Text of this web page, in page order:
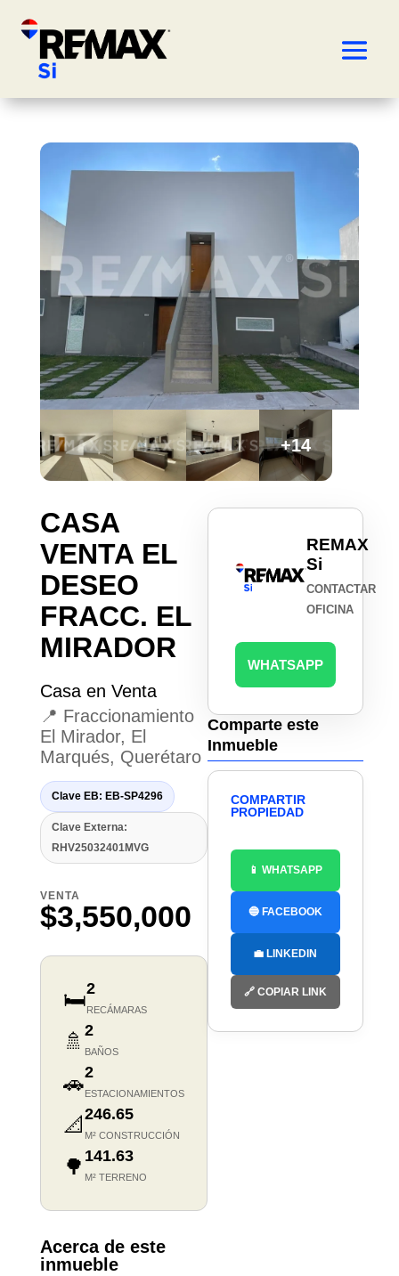
+14
CASA
VENTA EL
DESEO
FRACC. EL
MIRADOR
Casa en Venta
📍 Fraccionamiento
El Mirador, El
Marqués, Querétaro
Clave EB: EB-SP4296
Clave Externa:
RHV25032401MVG
VENTA
$3,550,000
🛏️2
RECÁMARAS
🚿 2
BAÑOS
🚗2
ESTACIONAMIENTOS
📐 246.65
M² CONSTRUCCIÓN
🌳 141.63
M² TERRENO
Acerca de este
inmueble
REMAX
Si
CONTACTAR
OFICINA
WHATSAPP
Comparte este
Inmueble
COMPARTIR
PROPIEDAD
📱 WHATSAPP
🔵 FACEBOOK
💼 LINKEDIN
🔗 COPIAR LINK